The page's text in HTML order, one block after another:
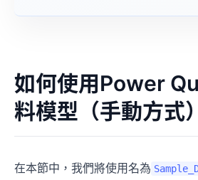
如何使用Power
料模型（手動方式）
在本節中，我們將使用名為